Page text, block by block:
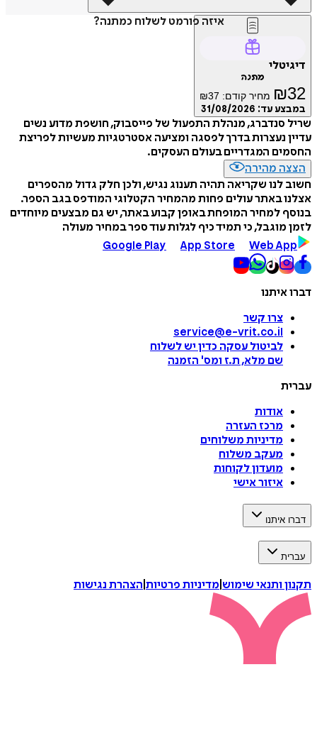
איזה פורמט לשלוח כמתנה?
דיגיטלי
מתנה
₪32 מחיר קודם: ₪37
במבצע עד: 31/08/2026
שריל סנדברג, מנהלת התפעול של פייסבוק, חושפת מדוע נשים
עדיין נעצרות בדרך לפסגה ומציעה אסטרטגיות מעשיות לפריצת
החסמים המגדריים בעולם העסקים.
הצצה מהירה
חשוב לנו שקריאה תהיה תענוג נגיש, ולכן חלק גדול מהספרים
אצלנו באתר עולים פחות מהמחיר הקטלוגי המודפס בגב הספר.
בנוסף למחיר המופחת באופן קבוע באתר, יש גם מבצעים מיוחדים
לזמן מוגבל, כי תמיד כיף לגלות עוד ספר במחיר מעולה
Google Play
App Store Web App
דברו איתנו
צרו קשר
service@e-vrit.co.il
לביטול עסקה כדין יש לשלוח
שם מלא, ת.ז ומס' הזמנה
עברית
אודות
מרכז העזרה
מדיניות משלוחים
מעקב משלוח
מועדון לקוחות
איזור אישי
דברו איתנו
עברית
תקנון ותנאי שימוש מדיניות פרטיות הצהרת נגישות